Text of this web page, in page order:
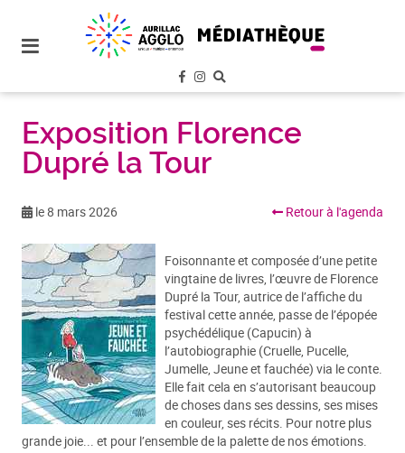
site
aller au
contenu
Exposition Florence
Dupré la Tour
le 8 mars 2026 Retour à l'agenda
Foisonnante et composée d’une petite
vingtaine de livres, l’œuvre de Florence
Dupré la Tour, autrice de l’affiche du
festival cette année, passe de l’épopée
psychédélique (Capucin) à
l’autobiographie (Cruelle, Pucelle,
Jumelle, Jeune et fauchée) via le conte.
Elle fait cela en s’autorisant beaucoup
de choses dans ses dessins, ses mises
en couleur, ses récits. Pour notre plus
grande joie... et pour l’ensemble de la palette de nos émotions.